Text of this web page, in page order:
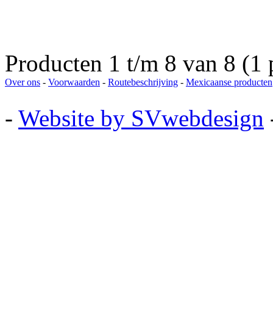
Producten 1 t/m 8 van 8 (1
Over ons - Voorwaarden - Routebeschrijving - Mexicaanse producten
- Website by SVwebdesign